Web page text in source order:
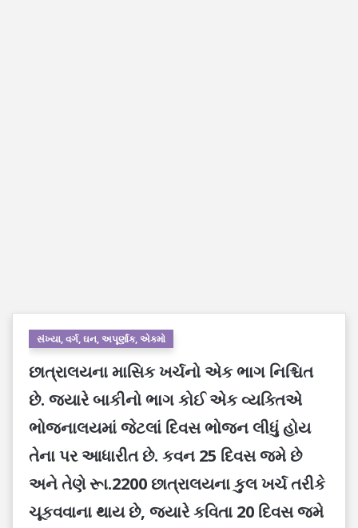
સંખ્યા, વર્ગ, ઘન, અપૂર્ણાંક, એકમો
છાત્રાલયના માસિક ખર્ચનો એક ભાગ નિશ્ચિત
છે. જ્યારે બાકીનો ભાગ કોઈ એક વ્યક્તિએ
ભોજનાલયમાં જેટલાં દિવસ ભોજન લીધું હોય
તેના પર આધારીત છે. કવન 25 દિવસ જમે છે
અને તેણે રૂા.2200 છાત્રાલયના કુલ ખર્ચ તરીકે
ચૂકવવાના થાય છે, જ્યારે કવિતા 20 દિવસ જમે